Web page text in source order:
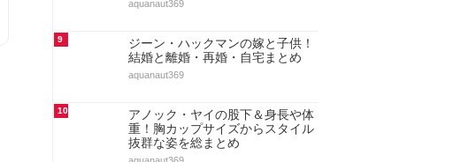
aquanaut369
9
ジーン・ハックマンの嫁と子供！
結婚と離婚・再婚・自宅まとめ
aquanaut369
10
アノック・ヤイの股下＆身長や体
重！胸カップサイズからスタイル
抜群な姿を総まとめ